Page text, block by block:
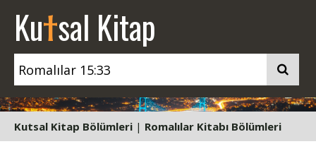
Kutsal Kitap
Kutsal Kitap Bölümleri | Romalılar Kitabı Bölümleri